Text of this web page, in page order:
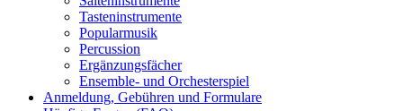
Tasteninstrumente
Popularmusik
Percussion
Ergänzungsfächer
Ensemble- und Orchesterspiel
Anmeldung, Gebühren und Formulare